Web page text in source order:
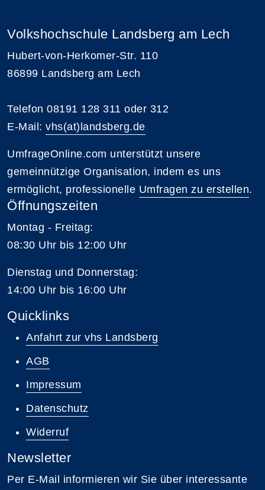
Volkshochschule Landsberg am Lech
Hubert-von-Herkomer-Str. 110
86899 Landsberg am Lech
Telefon 08191 128 311 oder 312
E-Mail: vhs(at)landsberg.de
UmfrageOnline.com unterstützt unsere
gemeinnützige Organisation, indem es uns
ermöglicht, professionelle Umfragen zu erstellen.
Öffnungszeiten
Montag - Freitag:
08:30 Uhr bis 12:00 Uhr
Dienstag und Donnerstag:
14:00 Uhr bis 16:00 Uhr
Quicklinks
Anfahrt zur vhs Landsberg
AGB
Impressum
Datenschutz
Widerruf
Newsletter
Per E-Mail informieren wir Sie über interessante